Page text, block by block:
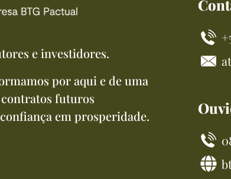
e investidores.
por aqui e de uma
contratos futuros
em prosperidade.